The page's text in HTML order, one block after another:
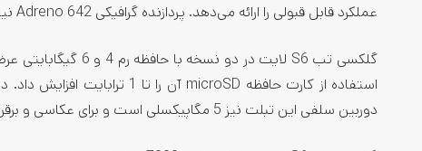
عملکرد قابل قبولی را ارائه می‌دهد. پردازنده گرافیکی Adreno 642 نیز در این تبلت وظیفه پردازش امور گرافیکی را بر عهده دارد.
دوربین سلفی این تبلت نیز 5 مگاپیکسلی است و برای عکاسی و برقراری تماس تصویری مناسب است.